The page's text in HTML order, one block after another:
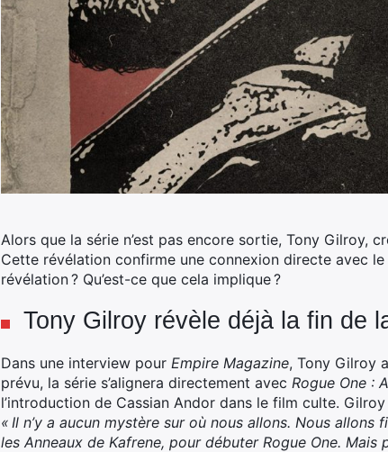
Alors que la série n’est pas encore sortie, Tony Gilroy,
Cette révélation confirme une connexion directe avec
révélation ? Qu’est-ce que cela implique ?
Tony Gilroy révèle déjà la fin de
Dans une interview pour Empire Magazine, Tony Gilroy
prévu, la série s’alignera directement avec Rogue One :
l’introduction de Cassian Andor dans le film culte.
« Il n’y a aucun mystère sur où nous allons. Nous
les Anneaux de Kafrene, pour débuter Rogue One.